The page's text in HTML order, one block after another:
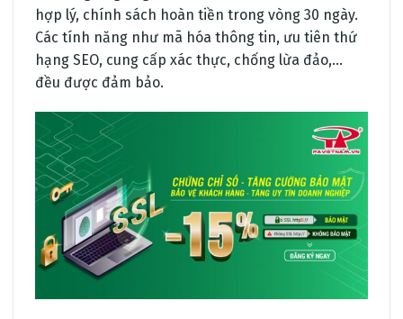
hợp lý, chính sách hoàn tiền trong vòng 30 ngày.
Các tính năng như mã hóa thông tin, ưu tiên thứ
hạng SEO, cung cấp xác thực, chống lừa đảo,…
đều được đảm bảo.